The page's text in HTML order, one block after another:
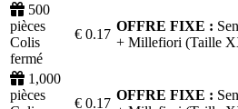
500
pièces
Colis
fermé
€ 0.17
OFFRE FIXE :
+ Millefiori (Taille
1,000
pièces
€ 0.17
OFFRE FIXE :